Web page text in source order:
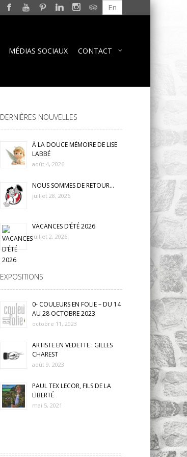
En
MÉDIAS SOCIAUX CONTACT
DERNIÈRES NOUVELLES
À LA DOUCE MÉMOIRE DE LISE
LABBÉ
août 4, 2026
NOUS SOMMES DE RETOUR…
juillet 28, 2026
VACANCES D’ÉTÉ 2026
juillet 2, 2026
EXPOSITIONS
0- COULEURS EN FOLIE – DU 14
AU 28 OCTOBRE 2023
octobre 11, 2023
ARTISTE EN VEDETTE : GILLES
CHAREST
août 9, 2023
PAUL TEX LECOR, FILS DE LA
LIBERTÉ
mai 5, 2021